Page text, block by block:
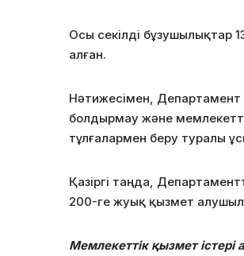
Осы секілді бұзушылықтар
алған.
Нәтижесімен, Департамент
болдырмау және
тұлғалармен беру туралы
Қазіргі таңда,
200-ге жуық қызмет
Мемлекеттік қызмет істері